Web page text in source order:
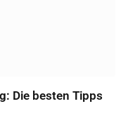
Die besten Tipps